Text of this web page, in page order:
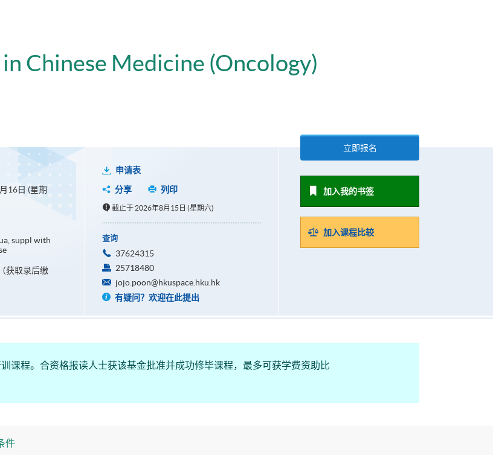
Chinese Medicine (Oncology)
16日 (星期
suppl with
获取录后缴
申请表
分享
列印
截止于 2026年8月15日 (星期六)
查询
37624315
25718480
jojo.poon@hkuspace.hku.hk
有疑问？欢迎在此提出
立即报名
加入我的书签
加入课程比较
课程。合资格报读人士获该基金批准并成功修毕课程，最多可获学费资助比
件